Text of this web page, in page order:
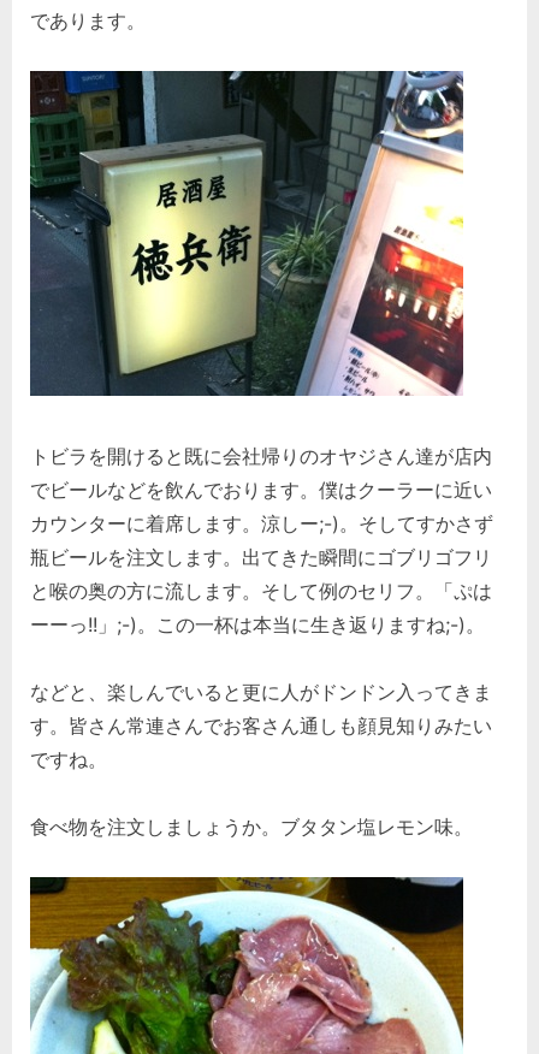
であります。
トビラを開けると既に会社帰りのオヤジさん達が店内
でビールなどを飲んでおります。僕はクーラーに近い
カウンターに着席します。涼しー;-)。そしてすかさず
瓶ビールを注文します。出てきた瞬間にゴブリゴフリ
と喉の奥の方に流します。そして例のセリフ。「ぷは
ーーっ!!」;-)。この一杯は本当に生き返りますね;-)。
などと、楽しんでいると更に人がドンドン入ってきま
す。皆さん常連さんでお客さん通しも顔見知りみたい
ですね。
食べ物を注文しましょうか。ブタタン塩レモン味。